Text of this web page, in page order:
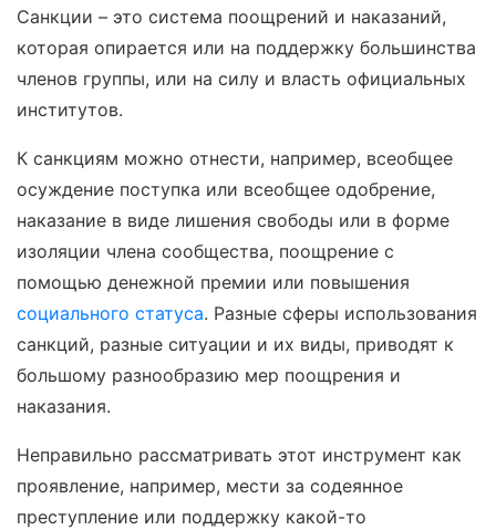
Санкции – это система поощрений и наказаний,
которая опирается или на поддержку большинства
членов группы, или на силу и власть официальных
институтов.
К санкциям можно отнести, например, всеобщее
осуждение поступка или всеобщее одобрение,
наказание в виде лишения свободы или в форме
изоляции члена сообщества, поощрение с
помощью денежной премии или повышения
социального статуса. Разные сферы использования
санкций, разные ситуации и их виды, приводят к
большому разнообразию мер поощрения и
наказания.
Неправильно рассматривать этот инструмент как
проявление, например, мести за содеянное
преступление или поддержку какой-то